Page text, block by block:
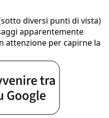
diversi punti di vista)
apparentemente
attenzione per capirne la